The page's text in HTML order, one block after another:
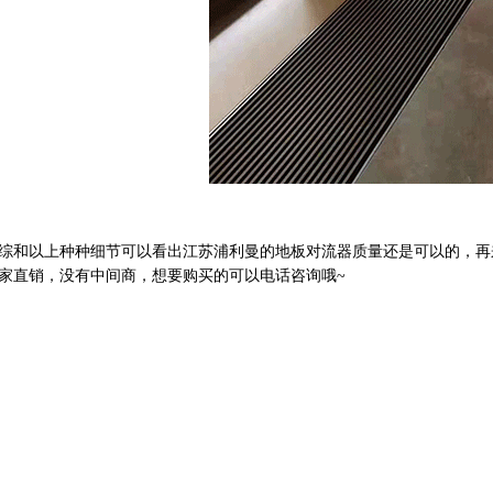
以上种种细节可以看出江苏浦利曼的地板对流器质量还是可以的，再
直销，没有中间商，想要购买的可以电话咨询哦~